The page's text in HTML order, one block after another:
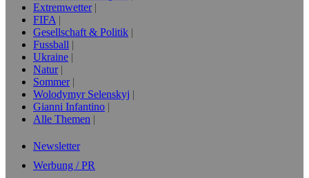
Extremwetter
FIFA
Gesellschaft & Politik
Fussball
Ukraine
Natur
Sommer
Wolodymyr Selenskyj
Gianni Infantino
Alle Themen
Newsletter
Werbung / PR